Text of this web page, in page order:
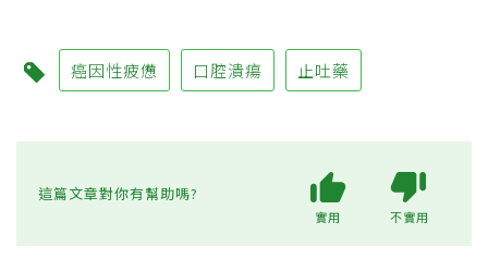
癌因性疲憊 口腔潰瘍 止吐藥
這篇文章對你有幫助嗎?
實用 不實用